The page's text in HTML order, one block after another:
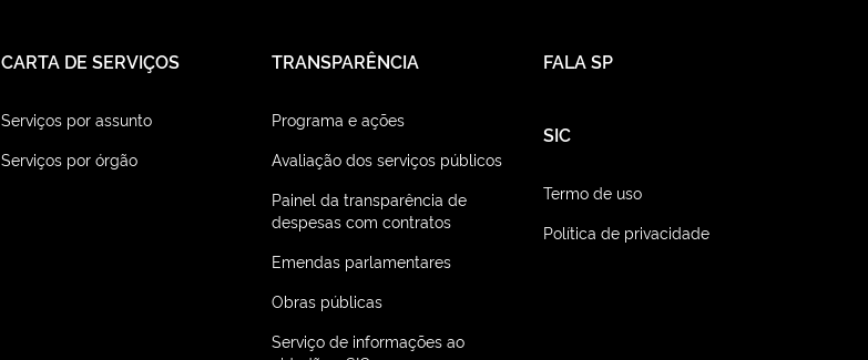
CARTA DE SERVIÇOS
Serviços por assunto
Serviços por órgão
TRANSPARÊNCIA
Programa e ações
Avaliação dos serviços públicos
Painel da transparência de
despesas com contratos
Emendas parlamentares
Obras públicas
Serviço de informações ao
FALA SP
SIC
Termo de uso
Política de privacidade